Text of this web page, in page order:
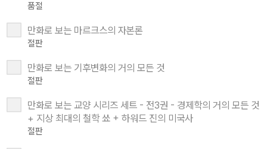
품절
만화로 보는 마르크스의 자본론
절판
만화로 보는 기후변화의 거의 모든 것
절판
만화로 보는 교양 시리즈 세트 - 전3권 - 경제학의 거의 모든 것
+ 지상 최대의 철학 쑈 + 하워드 진의 미국사
절판